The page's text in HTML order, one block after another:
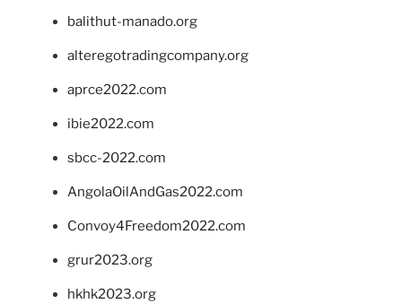
balithut-manado.org
alteregotradingcompany.org
aprce2022.com
ibie2022.com
sbcc-2022.com
AngolaOilAndGas2022.com
Convoy4Freedom2022.com
grur2023.org
hkhk2023.org